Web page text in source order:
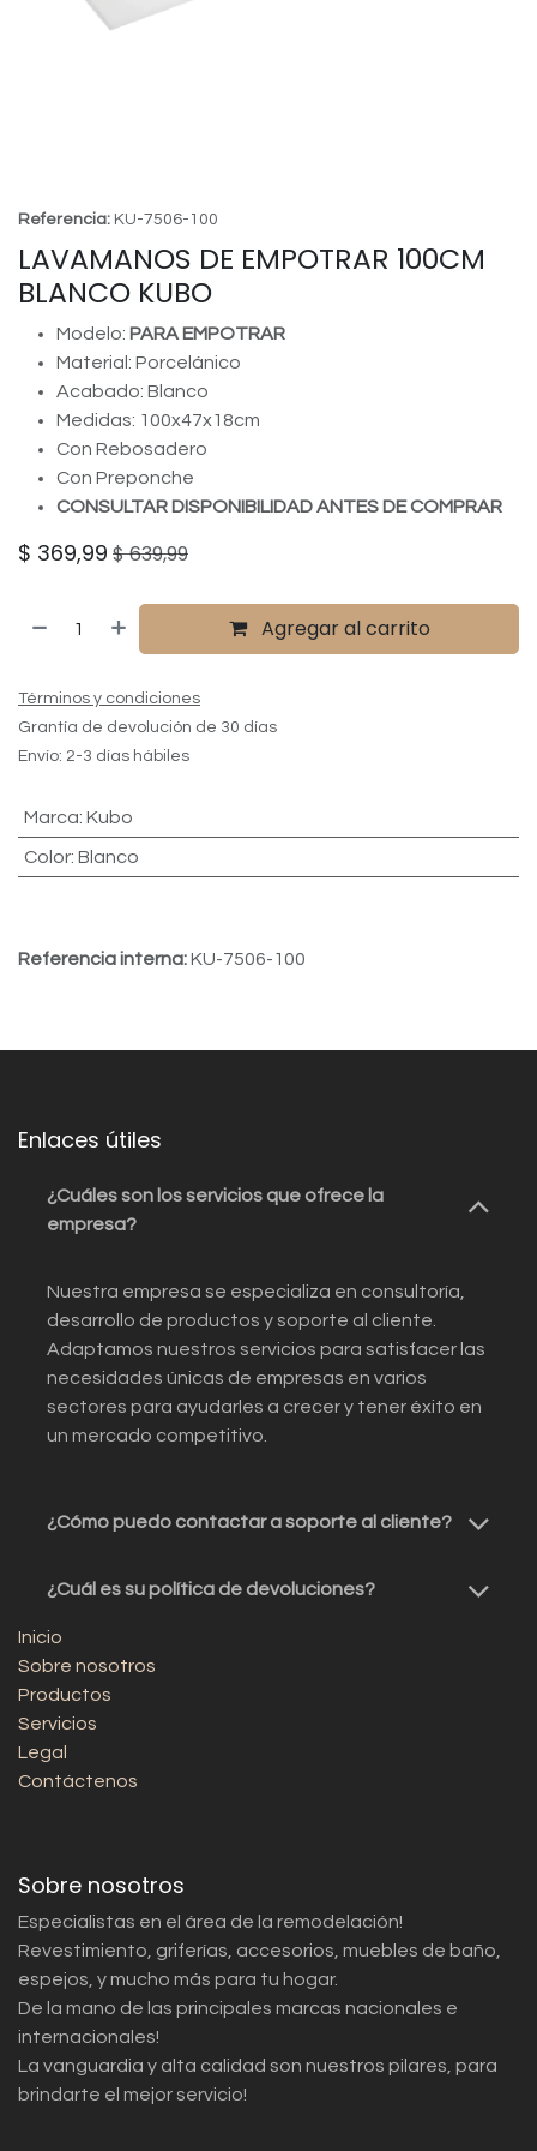
Referencia: KU-7506-100
LAVAMANOS DE EMPOTRAR 100CM
BLANCO KUBO
Modelo: PARA EMPOTRAR
Material: Porcelánico
Acabado: Blanco
Medidas: 100x47x18cm
Con Rebosadero
Con Preponche
CONSULTAR DISPONIBILIDAD ANTES DE COMPRAR
$ 369,99 $639,99
Agregar al carrito
Términos y condiciones
Grantía de devolución de 30 días
Envío: 2-3 días hábiles
Marca: Kubo
Color: Blanco
Referencia interna:KU-7506-100
Enlaces útiles
¿Cuáles son los servicios que ofrece la
empresa?
Nuestra empresa se especializa en consultoría,
desarrollo de productos y soporte al cliente.
Adaptamos nuestros servicios para satisfacer las
necesidades únicas de empresas en varios
sectores para ayudarles a crecer y tener éxito en
un mercado competitivo.
¿Cómo puedo contactar a soporte al cliente?
¿Cuál es su política de devoluciones?
Inicio
Sobre nosotros
Productos
Servicios
Legal
Contáctenos
Sobre nosotros
Especialistas en el área de la remodelación!
Revestimiento, griferías, accesorios, muebles de baño,
espejos, y mucho más para tu hogar.
De la mano de las principales marcas nacionales e
internacionales!
La vanguardia y alta calidad son nuestros pilares, para
brindarte el mejor servicio!